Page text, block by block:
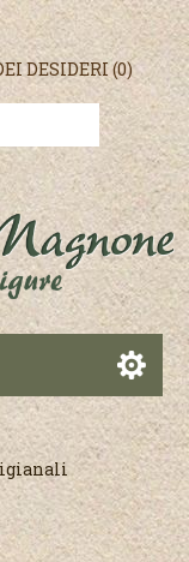
DESIDERI(0)